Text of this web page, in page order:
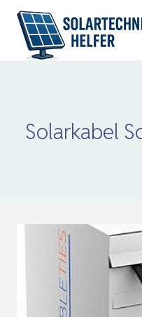
Zum
Inhalt
springen
Solarkabel